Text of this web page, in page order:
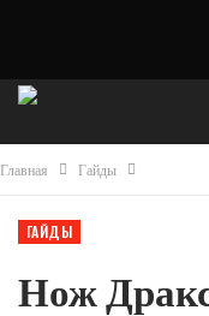
Главная Гайды
ГАЙДЫ
Нож